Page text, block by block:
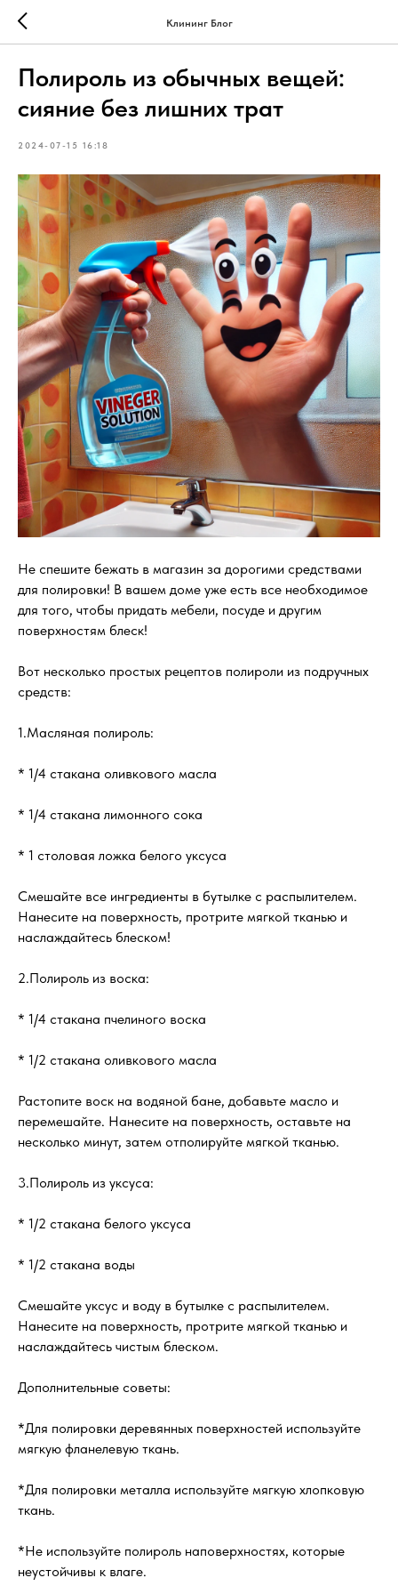
Клининг Блог
Полироль из обычных вещей:
сияние без лишних трат
2024-07-15 16:18
Не спешите бежать в магазин за дорогими средствами
для полировки! В вашем доме уже есть все необходимое
для того, чтобы придать мебели, посуде и другим
поверхностям блеск!
Вот несколько простых рецептов полироли из подручных
средств:
1.Масляная полироль:
* 1/4 стакана оливкового масла
* 1/4 стакана лимонного сока
* 1 столовая ложка белого уксуса
Смешайте все ингредиенты в бутылке с распылителем.
Нанесите на поверхность, протрите мягкой тканью и
наслаждайтесь блеском!
2.Полироль из воска:
* 1/4 стакана пчелиного воска
* 1/2 стакана оливкового масла
Растопите воск на водяной бане, добавьте масло и
перемешайте. Нанесите на поверхность, оставьте на
несколько минут, затем отполируйте мягкой тканью.
3.Полироль из уксуса:
* 1/2 стакана белого уксуса
* 1/2 стакана воды
Смешайте уксус и воду в бутылке с распылителем.
Нанесите на поверхность, протрите мягкой тканью и
наслаждайтесь чистым блеском.
Дополнительные советы:
*Для полировки деревянных поверхностей используйте
мягкую фланелевую ткань.
*Для полировки металла используйте мягкую хлопковую
ткань.
*Не используйте полироль наповерхностях, которые
неустойчивы к влаге.